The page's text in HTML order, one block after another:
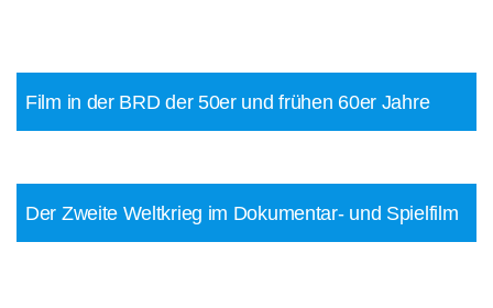
Film in der BRD der 50er und frühen 60er Jahre
Der Zweite Weltkrieg im Dokumentar- und Spielfilm